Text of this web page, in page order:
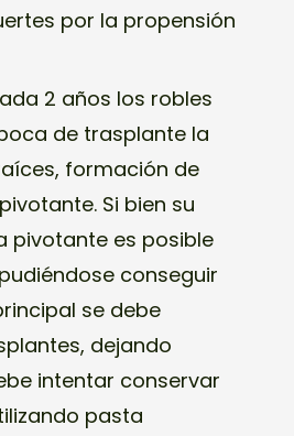
por la propensión
2 años los robles
de trasplante la
formación de
Si bien su
pivotante es posible
conseguir
se debe
dejando
intentar conservar
pasta